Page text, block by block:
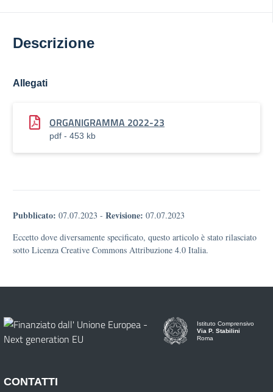
Descrizione
Allegati
ORGANIGRAMMA 2022-23
pdf - 453 kb
Pubblicato: 07.07.2023 - Revisione: 07.07.2023
Eccetto dove diversamente specificato, questo articolo è stato rilasciato
sotto Licenza Creative Commons Attribuzione 4.0 Italia.
Istituto Comprensivo
Via P. Stabilini
Roma
CONTATTI